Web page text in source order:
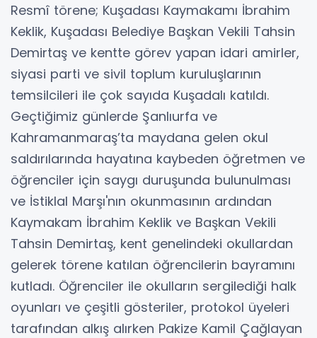
Resmî törene; Kuşadası Kaymakamı İbrahim
Keklik, Kuşadası Belediye Başkan Vekili Tahsin
Demirtaş ve kentte görev yapan idari amirler,
siyasi parti ve sivil toplum kuruluşlarının
temsilcileri ile çok sayıda Kuşadalı katıldı.
Geçtiğimiz günlerde Şanlıurfa ve
Kahramanmaraş’ta maydana gelen okul
saldırılarında hayatına kaybeden öğretmen ve
öğrenciler için saygı duruşunda bulunulması
ve İstiklal Marşı'nın okunmasının ardından
Kaymakam İbrahim Keklik ve Başkan Vekili
Tahsin Demirtaş, kent genelindeki okullardan
gelerek törene katılan öğrencilerin bayramını
kutladı. Öğrenciler ile okulların sergilediği halk
oyunları ve çeşitli gösteriler, protokol üyeleri
tarafından alkış alırken Pakize Kamil Çağlayan